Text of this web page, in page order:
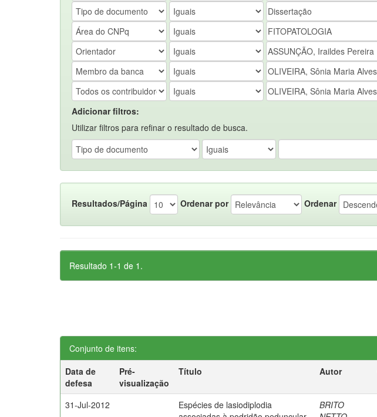
Adicionar filtros:
Utilizar filtros para refinar o resultado de busca.
Resultados/Página Ordenar por Ordenar
Resultado 1-1 de 1.
Conjunto de itens:
Data de
defesa
Pré-
visualização
Título Autor
31-Jul-2012
Espécies de lasiodiplodia
BRITO